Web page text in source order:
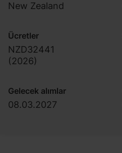
New Zealand
Ücretler
NZD32441
(2026)
Gelecek alımlar
08.03.2027